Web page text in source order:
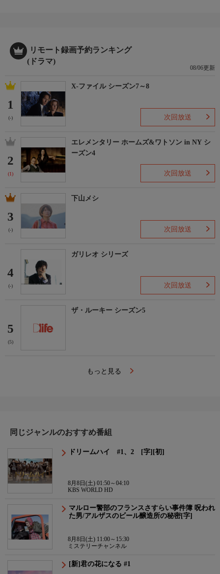
っていた…。2017年作品。
番組概要
【原作】吉村達也【脚本】鈴木裕那、佐藤奈央
制作
テレパック／TBS ２０１７
プロデューサー
ディレクター
渋谷未来
リモート録画予約ランキング
(ドラマ)
08/06更新
1
(-)
X-ファイル シーズン7～8
次回放送
2
(1)
エレメンタリー ホームズ&ワトソン in NY シ
ーズン4
次回放送
3
(-)
下山メシ
次回放送
4
(-)
ガリレオ シリーズ
次回放送
5
(5)
ザ・ルーキー シーズン5
もっと見る
同じジャンルのおすすめ番組
ドリームハイ #1、2 [字][初]
8月8日(土) 01:50～04:10
KBS WORLD HD
マルロー警部のフランスさすらい事件簿 呪われ
た男/アルザスのビール醸造所の秘密[字]
8月8日(土) 11:00～15:30
ミステリーチャンネル
[新]君の花になる #1